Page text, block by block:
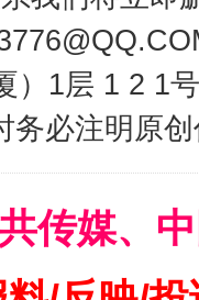
）1层 1 2 1
务必注明原
传媒、